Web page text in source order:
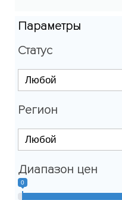
Параметры
Статус
Регион
Диапазон цен
0